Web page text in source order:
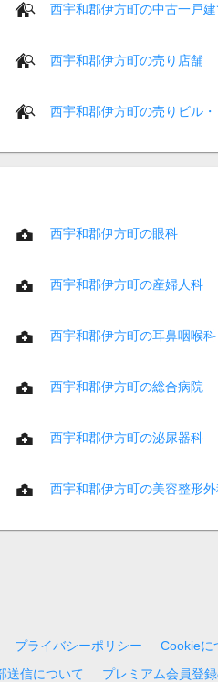
西宇和郡伊方町の中古一戸
西宇和郡伊方町の売り店舗
西宇和郡伊方町の売りビル
西宇和郡伊方町の眼科
西宇和郡伊方町の産婦人科
西宇和郡伊方町の耳鼻咽喉科
西宇和郡伊方町の総合病院
西宇和郡伊方町の泌尿器科
西宇和郡伊方町の美容整形
プライバシーポリシー
Cookieに
送信について プレミアム会員登